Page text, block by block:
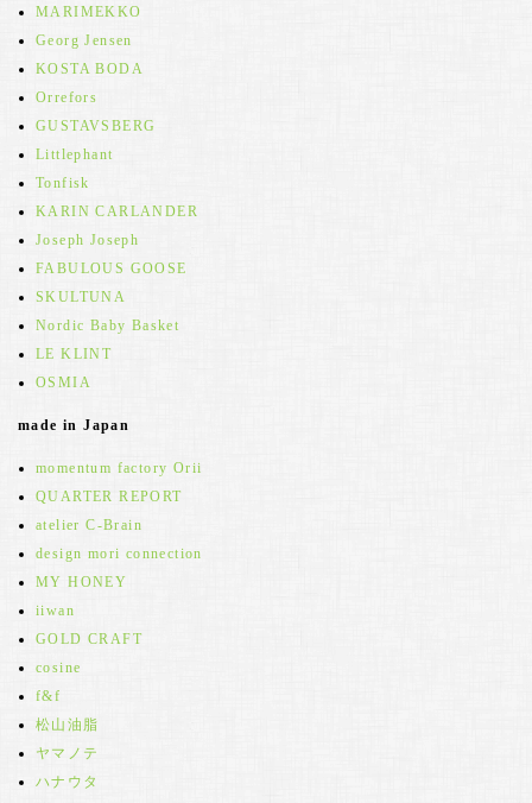
MARIMEKKO
Georg Jensen
KOSTA BODA
Orrefors
GUSTAVSBERG
Littlephant
Tonfisk
KARIN CARLANDER
Joseph Joseph
FABULOUS GOOSE
SKULTUNA
Nordic Baby Basket
LE KLINT
OSMIA
made in Japan
momentum factory Orii
QUARTER REPORT
atelier C-Brain
design mori connection
MY HONEY
iiwan
GOLD CRAFT
cosine
f&f
松山油脂
ヤマノテ
ハナウタ